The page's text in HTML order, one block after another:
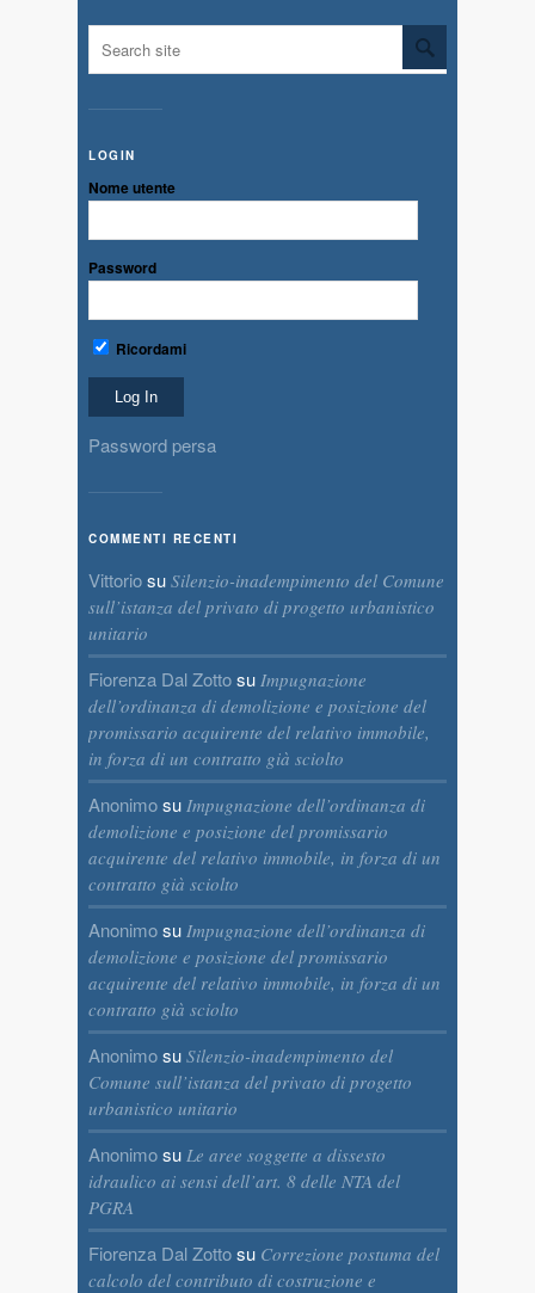
LOGIN
Nome utente
Password
Ricordami
Password persa
COMMENTI RECENTI
Vittoriosu Silenzio-inadempimento del Comune
sull’istanza del privato di progetto urbanistico
unitario
Fiorenza Dal Zottosu Impugnazione
dell’ordinanza di demolizione e posizione del
promissario acquirente del relativo immobile,
in forza di un contratto già sciolto
Anonimosu Impugnazione dell’ordinanza di
demolizione e posizione del promissario
acquirente del relativo immobile, in forza di un
contratto già sciolto
Anonimosu Impugnazione dell’ordinanza di
demolizione e posizione del promissario
acquirente del relativo immobile, in forza di un
contratto già sciolto
Anonimosu Silenzio-inadempimento del
Comune sull’istanza del privato di progetto
urbanistico unitario
Anonimosu Le aree soggette a dissesto
idraulico ai sensi dell’art. 8 delle NTA del
PGRA
Fiorenza Dal Zottosu Correzione postuma del
calcolo del contributo di costruzione e